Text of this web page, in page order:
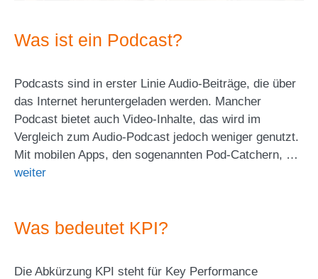
Was ist ein Podcast?
Podcasts sind in erster Linie Audio-Beiträge, die über
das Internet heruntergeladen werden. Mancher
Podcast bietet auch Video-Inhalte, das wird im
Vergleich zum Audio-Podcast jedoch weniger genutzt.
Mit mobilen Apps, den sogenannten Pod-Catchern, …
weiter
Was bedeutet KPI?
Die Abkürzung KPI steht für Key Performance